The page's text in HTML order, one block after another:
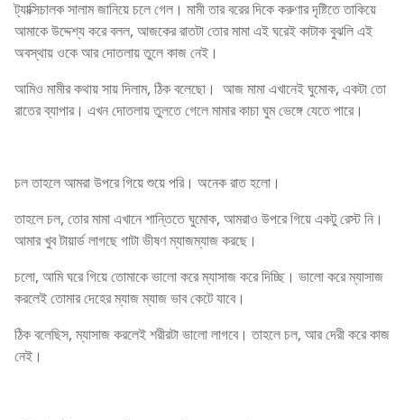
ট্যাক্সিচালক সালাম জানিয়ে চলে গেল। মামী তার বরের দিকে করুণার দৃষ্টিতে তাকিয়ে
আমাকে উদ্দেশ্য করে বলল, আজকের রাতটা তোর মামা এই ঘরেই কাটাক বুঝলি এই
অবস্থায় ওকে আর দোতলায় তুলে কাজ নেই।
আমিও মামীর কথায় সায় দিলাম, ঠিক বলেছো। আজ মামা এখানেই ঘুমোক, একটা তো
রাতের ব্যাপার। এখন দোতলায় তুলতে গেলে মামার কাচা ঘুম ভেঙ্গে যেতে পারে।
চল তাহলে আমরা উপরে গিয়ে শুয়ে পরি। অনেক রাত হলো।
তাহলে চল, তোর মামা এখানে শান্তিতে ঘুমোক, আমরাও উপরে গিয়ে একটু রেস্ট নি।
আমার খুব টায়ার্ড লাগছে গাটা ভীষণ ম্যাজম্যাজ করছে।
চলো, আমি ঘরে গিয়ে তোমাকে ভালো করে ম্যাসাজ করে দিচ্ছি। ভালো করে ম্যাসাজ
করলেই তোমার দেহের ম্যাজ ম্যাজ ভাব কেটে যাবে।
ঠিক বলেছিস, ম্যাসাজ করলেই শরীরটা ভালো লাগবে। তাহলে চল, আর দেরী করে কাজ
নেই।